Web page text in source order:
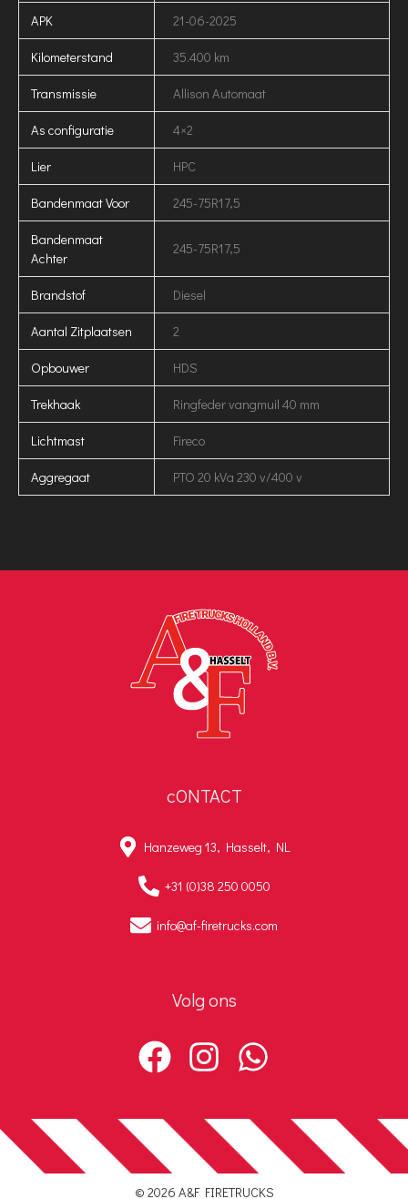
APK 21-06-2025
Kilometerstand 35.400 km
Transmissie Allison Automaat
As configuratie 4×2
Lier HPC
Bandenmaat Voor 245-75R17,5
Bandenmaat
Achter
245-75R17,5
Brandstof Diesel
Aantal Zitplaatsen 2
Opbouwer HDS
Trekhaak Ringfeder vangmuil 40 mm
Lichtmast Fireco
Aggregaat PTO 20 kVa 230 v/400 v
cONTACT
Hanzeweg 13, Hasselt, NL
+31 (0)38 250 0050
info@af-firetrucks.com
Volg ons
© 2026 A&F FIRETRUCKS